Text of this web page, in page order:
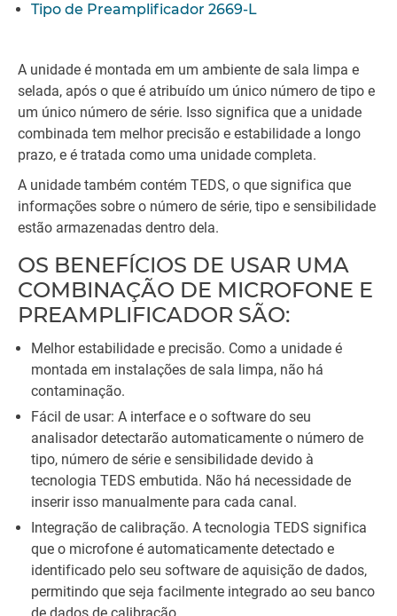
Tipo de Preamplificador 2669-L
A unidade é montada em um ambiente de sala limpa e
selada, após o que é atribuído um único número de tipo e
um único número de série. Isso significa que a unidade
combinada tem melhor precisão e estabilidade a longo
prazo, e é tratada como uma unidade completa.
A unidade também contém TEDS, o que significa que
informações sobre o número de série, tipo e sensibilidade
estão armazenadas dentro dela.
OS BENEFÍCIOS DE USAR UMA
COMBINAÇÃO DE MICROFONE E
PREAMPLIFICADOR SÃO:
Melhor estabilidade e precisão. Como a unidade é
montada em instalações de sala limpa, não há
contaminação.
Fácil de usar: A interface e o software do seu
analisador detectarão automaticamente o número de
tipo, número de série e sensibilidade devido à
tecnologia TEDS embutida. Não há necessidade de
inserir isso manualmente para cada canal.
Integração de calibração. A tecnologia TEDS significa
que o microfone é automaticamente detectado e
identificado pelo seu software de aquisição de dados,
permitindo que seja facilmente integrado ao seu banco